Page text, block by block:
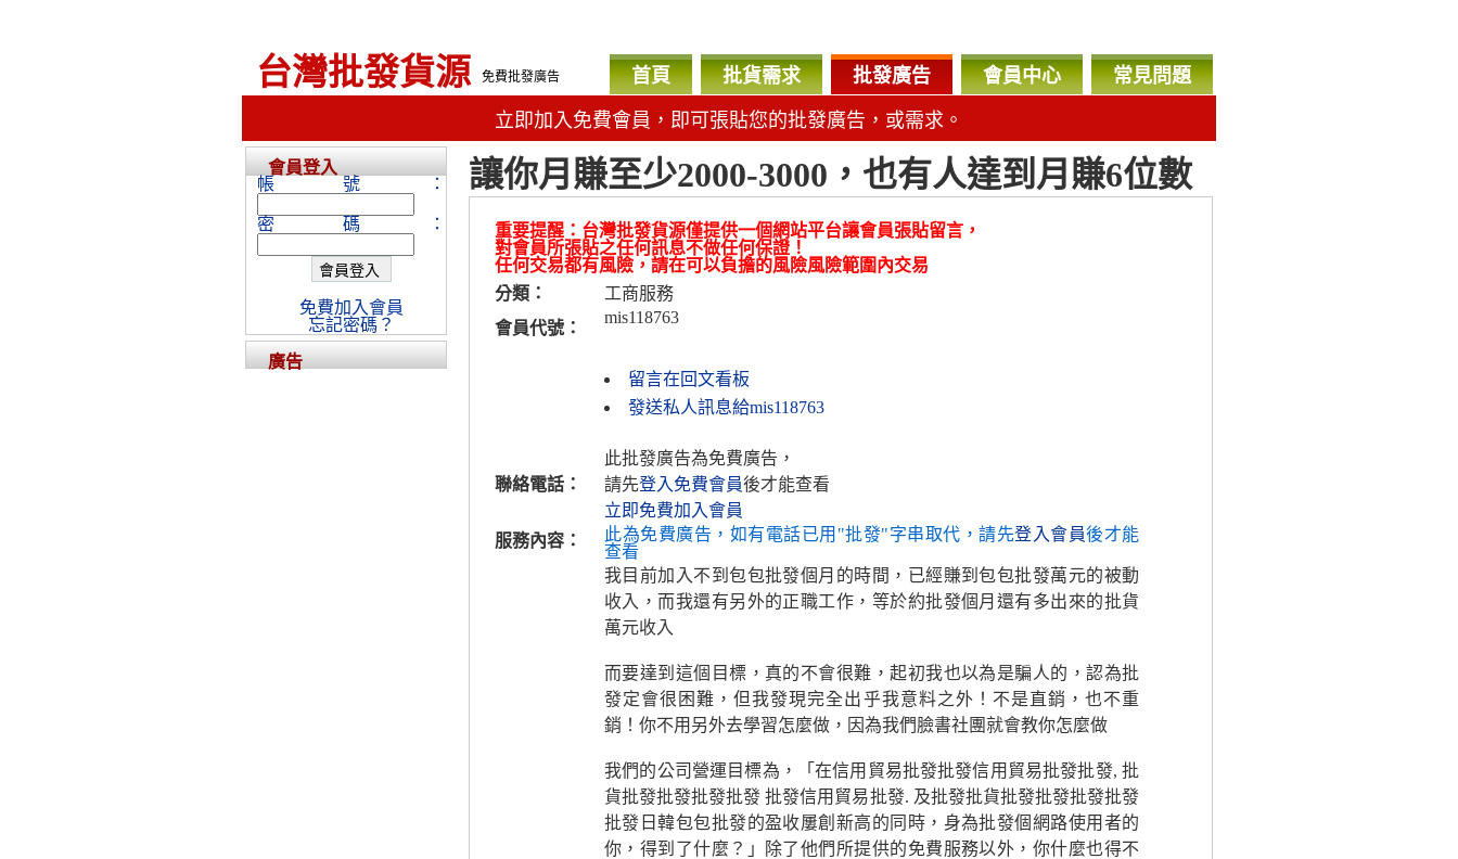
台灣批發貨源 免費批發廣告 首頁 批貨需求 批發廣告 會員中心 常見問題
立即加入免費會員，即可張貼您的批發廣告，或需求。
讓你月賺至少2000-3000，也有人達到月賺6位數
重要提醒：台灣批發貨源僅提供一個網站平台讓會員張貼留言，
對會員所張貼之任何訊息不做任何保證！
任何交易都有風險，請在可以負擔的風險風險範圍內交易
分類：
工商服務
會員代號：
mis118763
留言在回文看板
發送私人訊息給mis118763
聯絡電話：
此批發廣告為免費廣告，
請先登入免費會員後才能查看
立即免費加入會員
服務內容：
此為免費廣告，如有電話已用"批發"字串取代，請先登入會員後才能
查看
我目前加入不到包包批發個月的時間，已經賺到包包批發萬元的被動
收入，而我還有另外的正職工作，等於約批發個月還有多出來的批貨
萬元收入
而要達到這個目標，真的不會很難，起初我也以為是騙人的，認為批
發定會很困難，但我發現完全出乎我意料之外！不是直銷，也不重
銷！你不用另外去學習怎麼做，因為我們臉書社團就會教你怎麼做
我們的公司營運目標為，「在信用貿易批發批發信用貿易批發批發, 批
貨批發批發批發批發 批發信用貿易批發. 及批發批貨批發批發批發批發
批發日韓包包批發的盈收屢創新高的同時，身為批發個網路使用者的
你，得到了什麼？」除了他們所提供的免費服務以外，你什麼也得不
會員登入
帳號：
密碼：
免費加入會員
忘記密碼？
廣告